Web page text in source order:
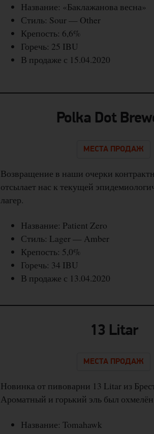
Название: «Баклажанова весна»
Стиль: Sour — Other
Крепость: 6,6%
Горечь: 25 IBU
В продаже с 15.04.2020
Polka Dot
МЕСТА ПРОДАЖ
Возвращение в наши очерки
отсылает нас к текущей
лагер.
Название: Patient Zero
Стиль: Lager — Amber
Крепость: 5,0%
Горечь: 34 IBU
В продаже с 13.04.2020
13 Litar
МЕСТА ПРОДАЖ
Новинка от пивоварни 13 Litar из
Ароматный и горький эль был
Название: Tomahawk